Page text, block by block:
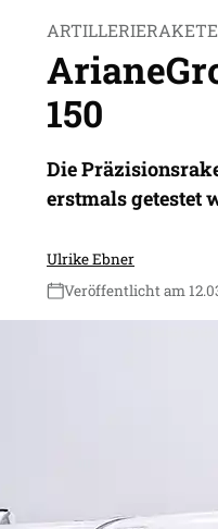
150
Die
erstmals getestet
Ulrike Ebner
Veröffentlicht am